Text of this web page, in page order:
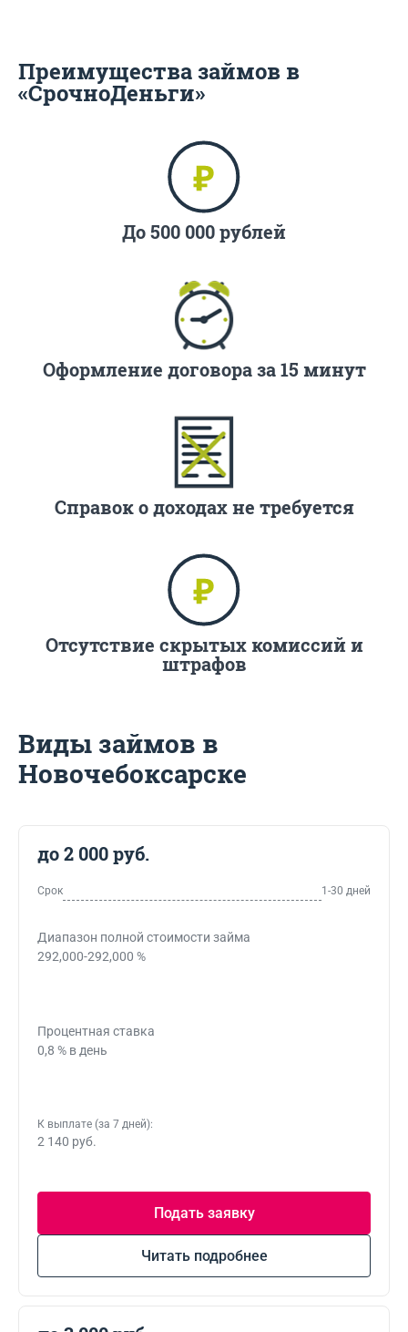
Преимущества займов в
«СрочноДеньги»
До 500 000 рублей
Оформление договора за 15 минут
Справок о доходах не требуется
Отсутствие скрытых комиссий и
штрафов
Виды займов в
Новочебоксарске
до 2 000 руб.
Срок 1-30 дней
Диапазон полной стоимости займа
292,000-292,000 %
Процентная ставка
0,8 % в день
К выплате (за 7 дней):
2 140 руб.
Подать заявку
Читать подробнее